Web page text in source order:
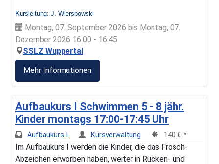
Kursleitung: J. Wiersbowski
Montag, 07. September 2026 bis Montag, 07.
Dezember 2026 16:00 - 16:45
SSLZ Wuppertal
Mehr Informationen
Aufbaukurs I Schwimmen 5 - 8 jähr.
Kinder montags 17:00-17:45 Uhr
Aufbaukurs I Kursverwaltung 140 € *
Im Aufbaukurs I werden die Kinder, die das Frosch-
Abzeichen erworben haben, weiter in Rücken- und